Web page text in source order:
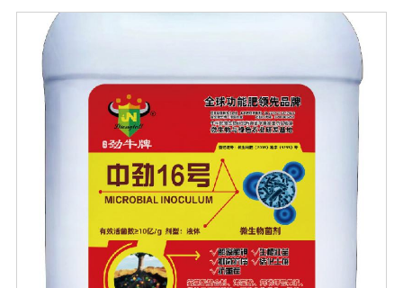
成，因此，使用生物有机肥后，植物生长快，积累成分和
干物质，农产品质量好。(2)提高土壤肥力，改善土壤理化
性质。生物有机肥的使用不仅可以补充消耗的有机肥，还
可以不断提高土壤有机质的含量。微生物分解后，有机质
可缩合成新的腐殖质，与土壤中的其他物质结合，形成有
机无机复合体，促进土壤中微粒结构的形成，协调水、
肥、气、热的矛盾，改善土壤结构，疏松土壤，提高耕作
能力。(3)调整微生物区系，改善土壤微生态系统。腐烂的
有机肥含有酵母、乳酸菌、纤维素分解菌和其他有益微生
物，生物有机肥还含有固氮、硅酸盐、溶磷、光合细菌和
假单胞细菌，这些微生物除了产生大量活性物质外，还具
有固氮、溶磷、钾，有些还具有抑制植物根病原体的能
力，有些有能力改善土壤微生态环境。此外，生物有机肥
施入土壤后，可以调节土壤中微生物的区域组成，有利于
改变土壤中微生态系统的结构。(4)激活不溶化合物，提高
土壤供养能力。生物有机肥含有固氮微生物，可以通过固